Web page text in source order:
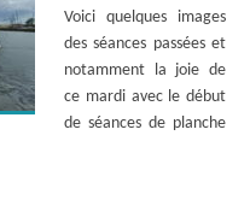
Voici quelques images
des séances passées et
notamment la joie de
ce mardi avec le début
de séances de planche